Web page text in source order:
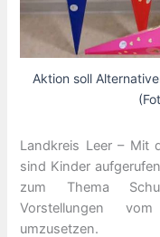
Aktion soll
Landkreis Leer – Mit
sind Kinder
zum Thema
Vorstellungen
umzusetzen.